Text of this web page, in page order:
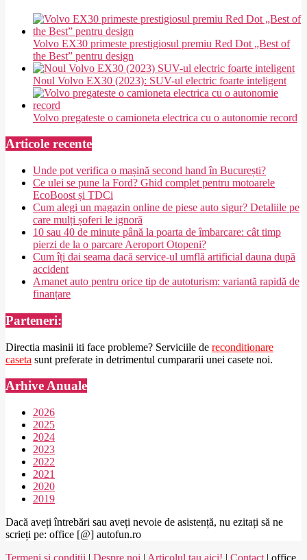
Volvo EX30 primeste prestigiosul premiu Red Dot „Best of
the Best” pentru design
Noul Volvo EX30 (2023): SUV-ul electric foarte inteligent
Volvo pregateste o camioneta electrica cu o autonomie record
Articole recente
Unde pot verifica o mașină second hand în București?
Ce ulei se pune la Ford? Ghid complet pentru motoarele
EcoBoost și TDCi
Cum alegi un magazin online de piese auto sigur? Detaliile pe
care mulți șoferi le ignoră
10 sau 40 de minute până la poarta de îmbarcare: cât timp
pierzi de la o parcare Aeroport Otopeni?
Cum îți dai seama dacă service-ul umflă artificial dauna după
accident
Amanet auto pentru orice tip de autoturism: variantă rapidă de
finanțare
Parteneri:
Directia masinii iti face probleme? Serviciile de reconditionare
caseta sunt preferate in detrimentul cumpararii unei casete noi.
Arhive Anuale
2026
2025
2024
2023
2022
2021
2020
2019
Dacă aveți întrebări sau aveți nevoie de asistență, nu ezitați să ne
scrieți pe: office [@] autofun.ro
Termeni si conditii | Despre noi | Articolul tau aici! | Contact | office